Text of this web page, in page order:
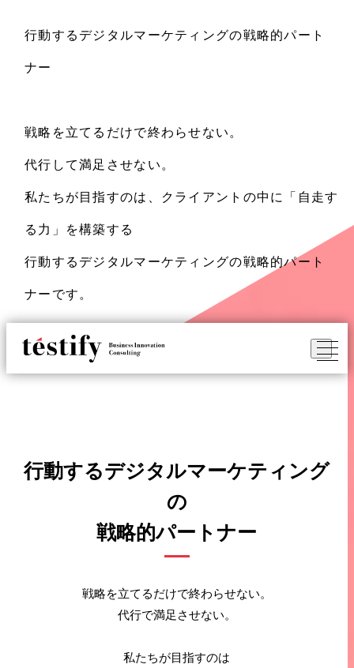
行動するデジタルマーケティングの戦略的パート
ナー
戦略を立てるだけで終わらせない。
代行して満足させない。
私たちが目指すのは、 クライアントの中に「自走す
る力」 を構築する
行動するデジタルマーケティングの戦略的パート
ナーです。
行動するデジタルマーケティング
の
戦略的パートナー
戦略を立てるだけで終わらせない。
代行で満足させない。
私たちが目指すのは